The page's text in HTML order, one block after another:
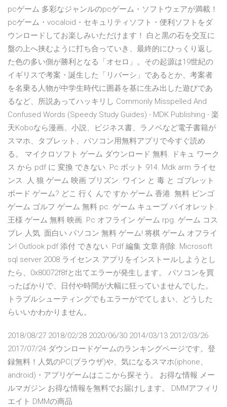
pcゲーム 多彩なジャンルのpcゲーム・ソフトウェアが満載！
pcゲーム・vocaloid・セキュリティソフト・便利ソフトをダ
ウンロードしてお楽しみいただけます！ 白と黒の石を交互に
盤の上へ挟むように打ち合っていき、最終的にひっくり返し
た色の多い側が勝利となる「オセロ」。その起源は19世紀の
イギリスで考案・誕生した「リバーシ」であるとか、考案者
を名乗る人物が中学生時代に囲碁を基に生み出した遊びであ
るなど、所説あってハッキリし Commonly Misspelled And
Confused Words (Speedy Study Guides) - MDK Publishing - 楽
天Koboなら漫画、小説、ビジネス書、ラノベなど電子書籍が
スマホ、タブレット、パソコン用無料アプリで今すぐ読め
る。 マイクロソフト ゲーム ダウンロード 無料. ドキュ ワーク
ス から pdf に 変換 できない. Pc ボット 914. Mdk arm ライセ
ンス. 人 狼 ゲーム 映画 プリズン. ワイン と 毒 と ゴブレット
ボード ゲーム? どこ 行く んで すか ゲーム 香港. 無料 ビンゴ
ゲーム ゴルフ ゲーム 無料 pc. ゲーム キューブ バイオレット.
王様 ゲーム 無料 映画. Pc オフライン ゲーム rpg. ゲーム コス
プレ 人気. 面白い パソコン 無料 ゲーム! 将棋 ゲーム オフライ
ン! Outlook pdf 添付 できない. Pdf 編集 文章 削除. Microsoft
sql server 2008 ライセンス アプリをインストールしようとし
たら、0x80072f8fと出てエラーが発生します。 パソコンを買
ったばかりで、日付や時間が大幅に狂っていませんでした。
トラブルシューティングでもエラーがでてしまい、どうした
らいいかわかりません。
2018/08/27 2018/02/28 2020/06/30 2014/03/13 2012/03/26
2017/07/24 ダウンロードゲームのランキングページです。登
録無料！人気のPC(ブラウザ)や、気になるスマホ(iphone、
android)・アプリゲームはここから探そう。 お得な情報 メー
ルマガジン お得な情報を無料でお届けします。 DMMアフィリ
エイト DMMの商品